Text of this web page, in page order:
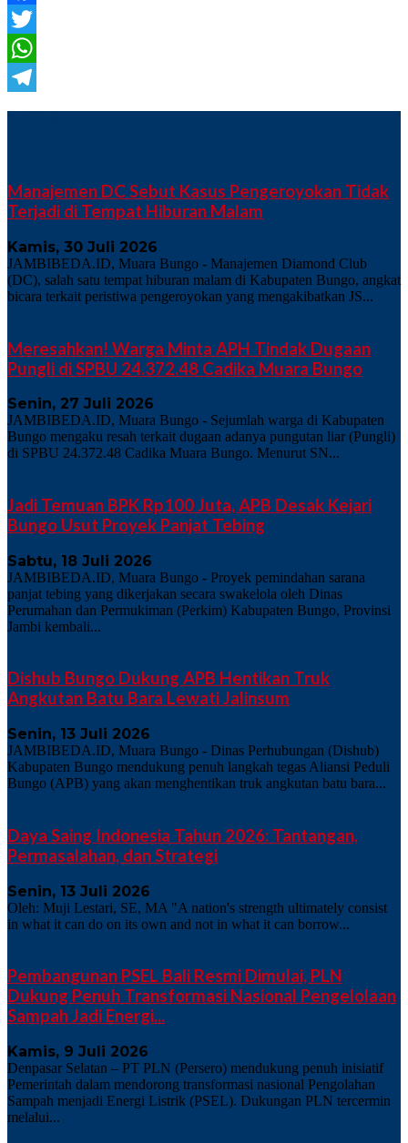
Facebook
Twitter
WhatsApp
Manajemen DC Sebut Kasus Pengeroyokan Tidak
Terjadi di Tempat Hiburan Malam
Kamis, 30 Juli 2026
JAMBIBEDA.ID, Muara Bungo - Manajemen Diamond Club
(DC), salah satu tempat hiburan malam di Kabupaten Bungo, angkat
bicara terkait peristiwa pengeroyokan yang mengakibatkan JS...
Meresahkan! Warga Minta APH Tindak Dugaan
Pungli di SPBU 24.372.48 Cadika Muara Bungo
Senin, 27 Juli 2026
JAMBIBEDA.ID, Muara Bungo - Sejumlah warga di Kabupaten
Bungo mengaku resah terkait dugaan adanya pungutan liar (Pungli)
di SPBU 24.372.48 Cadika Muara Bungo. Menurut SN...
Jadi Temuan BPK Rp100 Juta, APB Desak Kejari
Bungo Usut Proyek Panjat Tebing
Sabtu, 18 Juli 2026
JAMBIBEDA.ID, Muara Bungo - Proyek pemindahan sarana
panjat tebing yang dikerjakan secara swakelola oleh Dinas
Perumahan dan Permukiman (Perkim) Kabupaten Bungo, Provinsi
Jambi kembali...
Dishub Bungo Dukung APB Hentikan Truk
Angkutan Batu Bara Lewati Jalinsum
Senin, 13 Juli 2026
JAMBIBEDA.ID, Muara Bungo - Dinas Perhubungan (Dishub)
Kabupaten Bungo mendukung penuh langkah tegas Aliansi Peduli
Bungo (APB) yang akan menghentikan truk angkutan batu bara...
Daya Saing Indonesia Tahun 2026: Tantangan,
Permasalahan, dan Strategi
Senin, 13 Juli 2026
Oleh: Muji Lestari, SE, MA "A nation's strength ultimately consist
in what it can do on its own and not in what it can borrow...
Pembangunan PSEL Bali Resmi Dimulai, PLN
Dukung Penuh Transformasi Nasional Pengelolaan
Sampah Jadi Energi...
Kamis, 9 Juli 2026
Denpasar Selatan – PT PLN (Persero) mendukung penuh inisiatif
Pemerintah dalam mendorong transformasi nasional Pengolahan
Sampah menjadi Energi Listrik (PSEL). Dukungan PLN tercermin
melalui...